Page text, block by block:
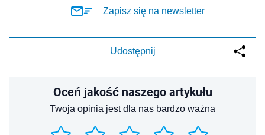
Zapisz się na newsletter
Udostępnij
Oceń jakość naszego artykułu
Twoja opinia jest dla nas bardzo ważna